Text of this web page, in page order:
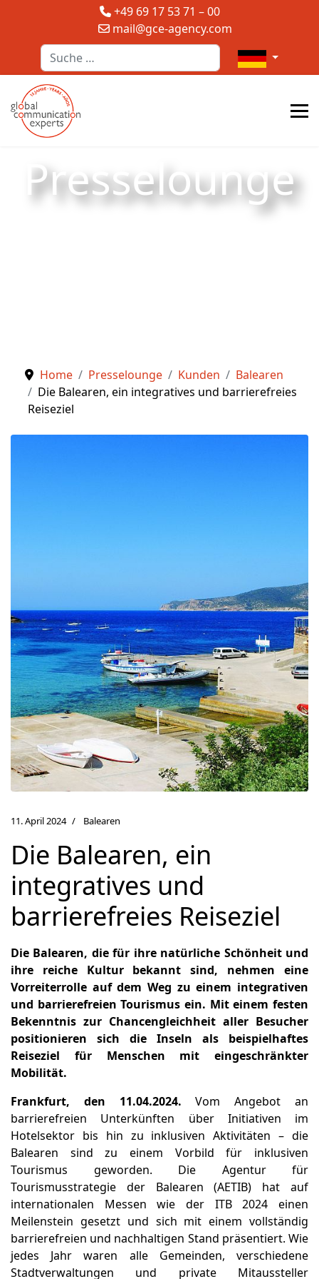
+49 69 17 53 71 – 00
mail@gce-agency.com
Suchen
Sprache
Presselounge
Home Presselounge Kunden
Balearen
Die Balearen, ein integratives und barrierefreies
Reiseziel
11. April 2024 Balearen
Die Balearen, ein
integratives und
barrierefreies Reiseziel
Die Balearen, die für ihre natürliche Schönheit und
ihre reiche Kultur bekannt sind, nehmen eine
Vorreiterrolle auf dem Weg zu einem integrativen
und barrierefreien Tourismus ein. Mit einem festen
Bekenntnis zur Chancengleichheit aller Besucher
positionieren sich die Inseln als beispielhaftes
Reiseziel für Menschen mit eingeschränkter
Mobilität.
Frankfurt, den 11.04.2024.Vom Angebot an
barrierefreien Unterkünften über Initiativen im
Hotelsektor bis hin zu inklusiven Aktivitäten – die
Balearen sind zu einem Vorbild für inklusiven
Tourismus geworden. Die Agentur für
Tourismusstrategie der Balearen (AETIB) hat auf
internationalen Messen wie der ITB 2024 einen
Meilenstein gesetzt und sich mit einem vollständig
barrierefreien und nachhaltigen Stand präsentiert. Wie
jedes Jahr waren alle Gemeinden, verschiedene
Stadtverwaltungen und private Mitaussteller